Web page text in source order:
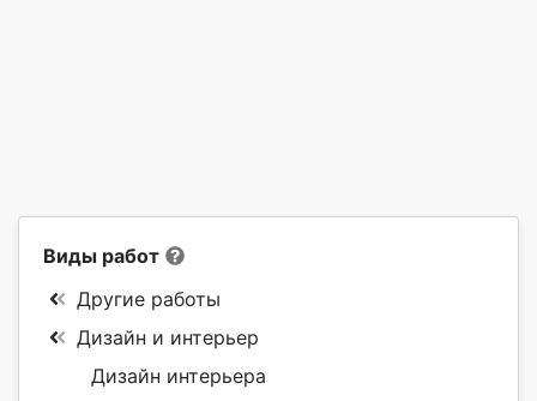
Виды работ
Другие работы
Дизайн и интерьер
Дизайн интерьера